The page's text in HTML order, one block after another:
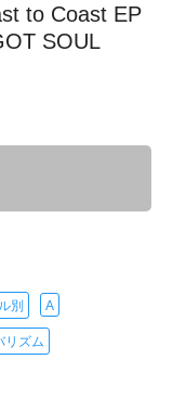
to Coast EP
SOUL
別 A
リズム